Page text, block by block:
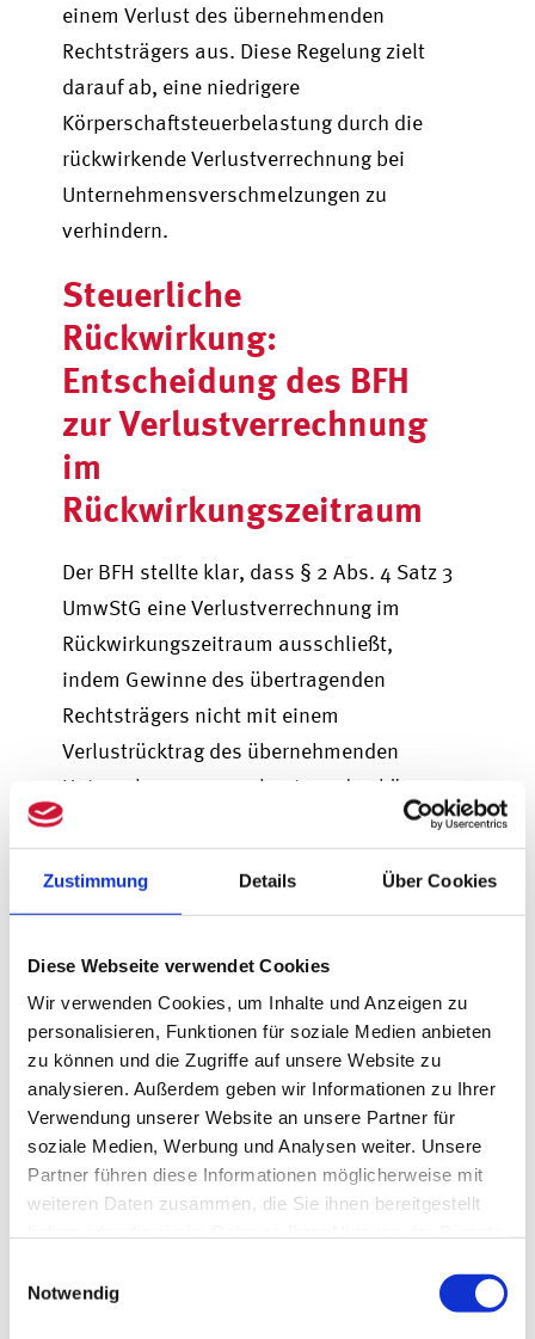
Zustimmung Details Über Cookies
Diese Webseite verwendet Cookies
Wir verwenden Cookies, um Inhalte und Anzeigen zu
personalisieren, Funktionen für soziale Medien anbieten
zu können und die Zugriffe auf unsere Website zu
analysieren. Außerdem geben wir Informationen zu Ihrer
Verwendung unserer Website an unsere Partner für
soziale Medien, Werbung und Analysen weiter. Unsere
Partner führen diese Informationen möglicherweise mit
weiteren Daten zusammen, die Sie ihnen bereitgestellt
Notwendig
einem Verlust des übernehmenden
Rechtsträgers aus. Diese Regelung zielt
darauf ab, eine niedrigere
Körperschaftsteuerbelastung durch die
rückwirkende Verlustverrechnung bei
Unternehmensverschmelzungen zu
verhindern.
Steuerliche
Rückwirkung:
Entscheidung des BFH
zur Verlustverrechnung
im
Rückwirkungszeitraum
Der BFH stellte klar, dass § 2 Abs. 4 Satz 3
UmwStG eine Verlustverrechnung im
Rückwirkungszeitraum ausschließt,
indem Gewinne des übertragenden
Rechtsträgers nicht mit einem
Verlustrücktrag des übernehmenden
Unternehmens verrechnet werden können.
Dies bedeutet, dass Gewinne, die
während des Rückwirkungszeitraums
erzielt werden, nicht mit späteren
hat Auswirkungen auf die
Körperschaftsteuer, da bestehende
Verluste erst mit zukünftigen Gewinnen
des übernehmenden Rechtsträgers
abgezogen werden können.
Weiterhin betonte der Senat, dass der
Gesetzgeber mit § 2 Abs. 4 Satz 3 UmwStG
eine klare Regelung geschaffen hat, die
ausschließt. Ziel dieser Regelung ist es,